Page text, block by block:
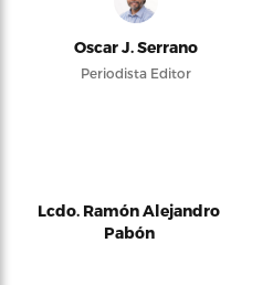
Oscar J. Serrano
Periodista Editor
Lcdo. Ramón Alejandro
Pabón